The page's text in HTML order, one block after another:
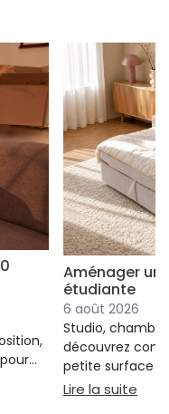
20 minutes
Aménager un
étudiante
6 août 2026
Studio,
découvrez
petite surface à
confort ni
Lire la suite